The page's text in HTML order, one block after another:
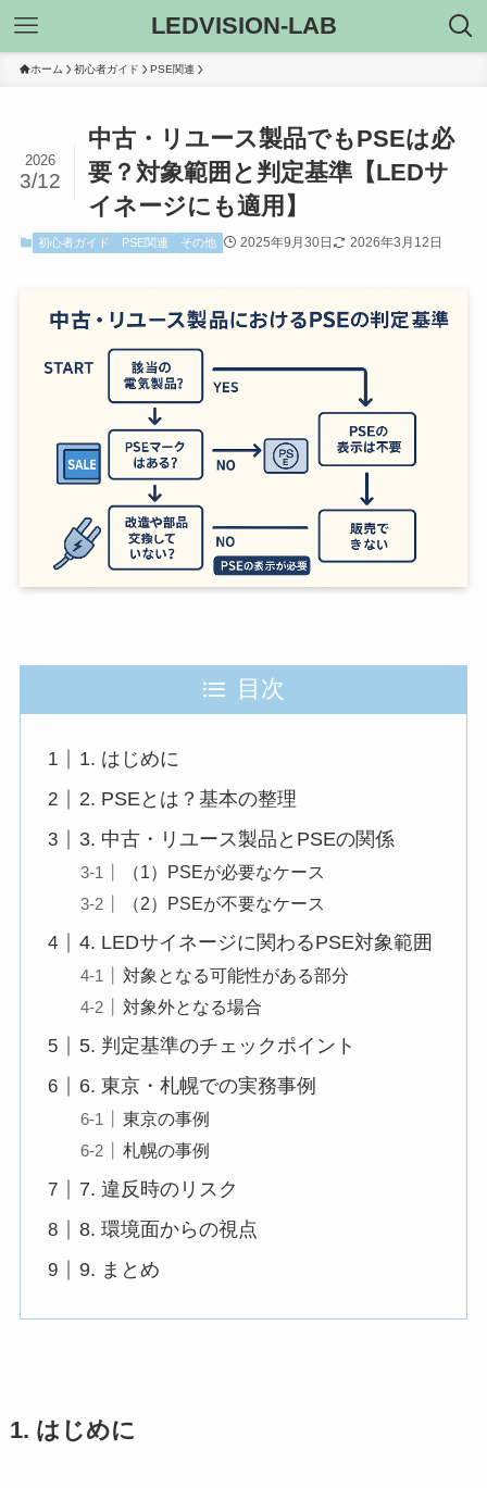
LEDVISION-LAB
ホーム 初心者ガイド PSE関連
中古・リユース製品でもPSEは必
要？対象範囲と判定基準【LEDサ
イネージにも適用】
2026
3/12
初心者ガイド PSE関連 その他 2025年9月30日 2026年3月12日
目次
1. はじめに
2. PSEとは？基本の整理
3. 中古・リユース製品とPSEの関係
（1）PSEが必要なケース
（2）PSEが不要なケース
4. LEDサイネージに関わるPSE対象範囲
対象となる可能性がある部分
対象外となる場合
5. 判定基準のチェックポイント
6. 東京・札幌での実務事例
東京の事例
札幌の事例
7. 違反時のリスク
8. 環境面からの視点
9. まとめ
1. はじめに